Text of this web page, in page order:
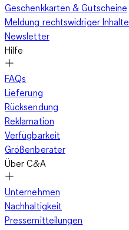
Geschenkkarten & Gutscheine
Meldung rechtswidriger Inhalte
Newsletter
Hilfe
FAQs
Lieferung
Rücksendung
Reklamation
Verfügbarkeit
Größenberater
Über C&A
Unternehmen
Nachhaltigkeit
Pressemitteilungen